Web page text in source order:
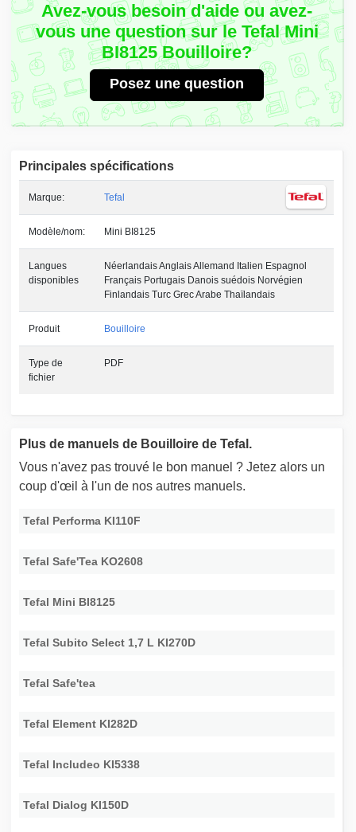
Avez-vous besoin d'aide ou avez-
vous une question sur le Tefal Mini
BI8125 Bouilloire?
Posez une question
Principales spécifications
Marque: Tefal
Modèle/nom: Mini BI8125
Langues
disponibles
Néerlandais Anglais Allemand Italien Espagnol
Français Portugais Danois suédois Norvégien
Finlandais Turc Grec Arabe Thaïlandais
Produit Bouilloire
Type de
fichier
PDF
Plus de manuels de Bouilloire de Tefal.
Vous n'avez pas trouvé le bon manuel ? Jetez alors un
coup d'œil à l'un de nos autres manuels.
Tefal Performa KI110F
Tefal Safe'Tea KO2608
Tefal Mini BI8125
Tefal Subito Select 1,7 L KI270D
Tefal Safe'tea
Tefal Element KI282D
Tefal Includeo KI5338
Tefal Dialog KI150D